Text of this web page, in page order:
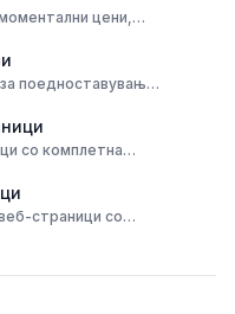
цени,
поедноставување
со комплетна
страници со